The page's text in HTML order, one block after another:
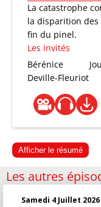
La catastrophe
la disparition des
fin du pinel.
Les invités
Bérénice
Deville-Fleuriot
Afficher le résumé
Les autres
Samedi 4 Juillet 2026